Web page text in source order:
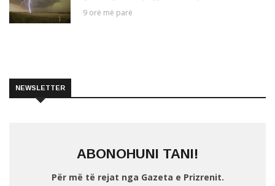
9 orë më parë
NEWSLETTER
ABONOHUNI TANI!
Për më të rejat nga Gazeta e Prizrenit.